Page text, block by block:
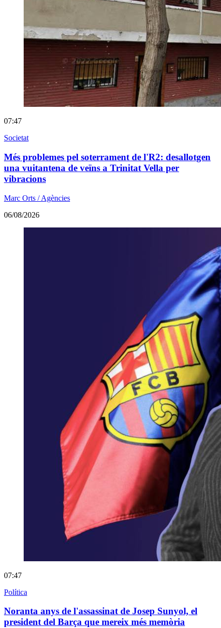
07:47
Societat
Més problemes pel soterrament de l'R2: desallotgen
una vuitantena de veïns a Trinitat Vella per
vibracions
Marc Orts / Agències
06/08/2026
07:47
Política
Noranta anys de l'assassinat de Josep Sunyol, el
president del Barça que mereix més memòria